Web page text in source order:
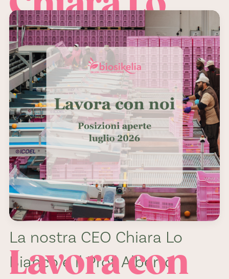
Bianco e
Alberto
Continella
sul canale
svizzero
SRF
La nostra CEO Chiara Lo
Bianco e il Prof. Alberto
Lavora con